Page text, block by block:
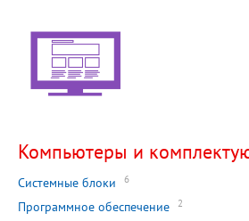
Компьютеры и
Системные блоки 6
Программное обеспечение 2